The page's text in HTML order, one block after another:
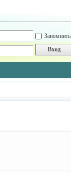
Запомнить
Вход